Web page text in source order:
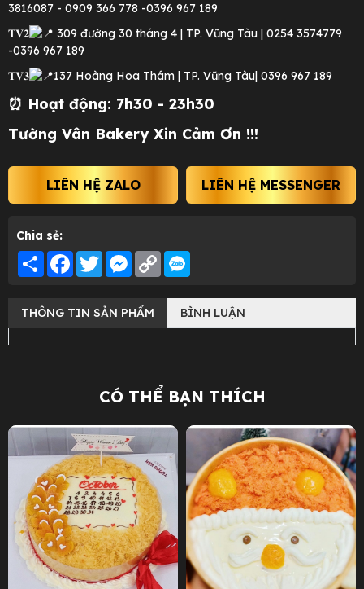
3816087 - 0909 366 778 -0396 967 189
𝐓𝐕𝟐
309 đường 30 tháng 4 | TP. Vũng Tàu | 0254 3574779
-0396 967 189
𝐓𝐕𝟑
137 Hoàng Hoa Thám | TP. Vũng Tàu| 0396 967 189
⏰ Hoạt động: 7h30 - 23h30
Tường Vân Bakery Xin Cảm Ơn !!!
LIÊN HỆ ZALO LIÊN HỆ MESSENGER
Chia sẻ:
Share Facebook
TwitterMessenger
Copy
Link
THÔNG TIN SẢN PHẨM BÌNH LUẬN
CÓ THỂ BẠN THÍCH